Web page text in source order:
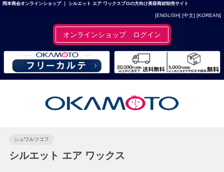
岡本商会オンラインショップ ｜ シルエット エア ワックスプロの方向け美容商材卸売サイト
[ENGLISH] [中文] [KOREAN]
オンラインショップ ログイン
シュワルツコフ
シルエット エア ワックス